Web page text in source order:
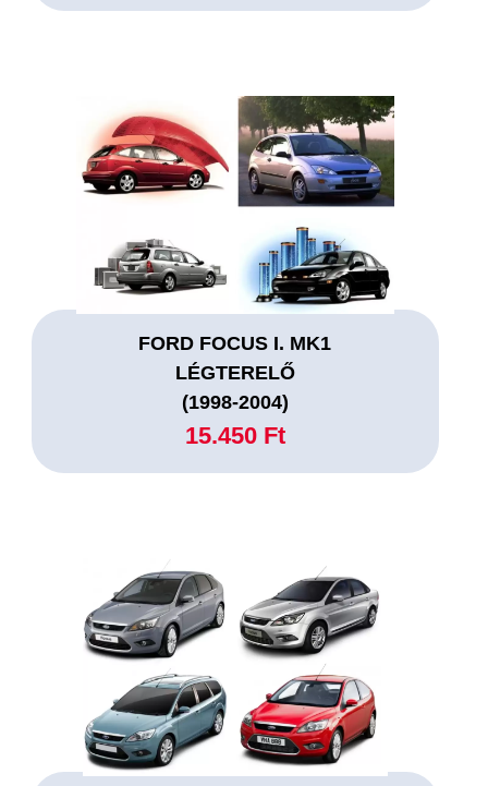
FORD FOCUS I. MK1
LÉGTERELŐ
(1998-2004)
15.450 Ft